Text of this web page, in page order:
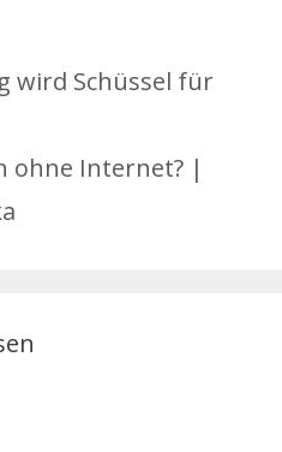
wird Schüssel für
ohne Internet? |